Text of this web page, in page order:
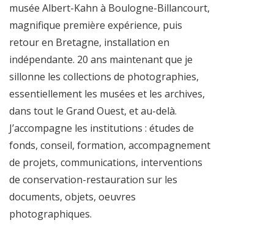
musée Albert-Kahn à Boulogne-Billancourt,
magnifique première expérience, puis
retour en Bretagne, installation en
indépendante. 20 ans maintenant que je
sillonne les collections de photographies,
essentiellement les musées et les archives,
dans tout le Grand Ouest, et au-delà.
J’accompagne les institutions : études de
fonds, conseil, formation, accompagnement
de projets, communications, interventions
de conservation-restauration sur les
documents, objets, oeuvres
photographiques.